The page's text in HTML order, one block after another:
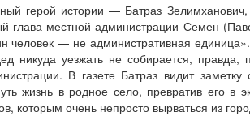
герой истории — Батраз
глава местной администрации Семен
человек — не административная
никуда уезжать не собирается,
В газете Батраз видит
жизнь в родное село, превратив его
которым очень непросто вырваться из